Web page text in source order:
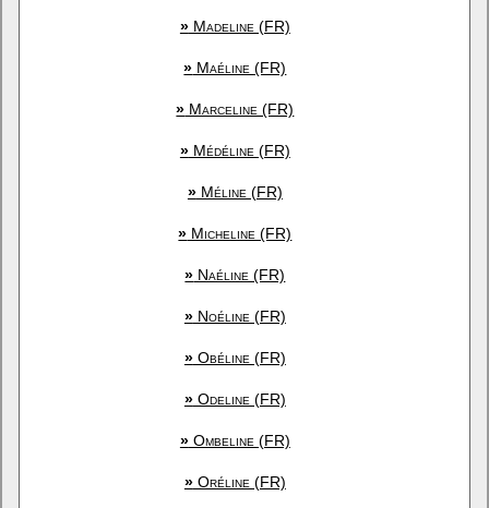
»Madeline (FR)
» Maéline (FR)
» Marceline (FR)
»Médéline (FR)
»Méline (FR)
» Micheline (FR)
» Naéline (FR)
»Noéline (FR)
»Obéline (FR)
»Odeline (FR)
»Ombeline (FR)
»Oréline (FR)